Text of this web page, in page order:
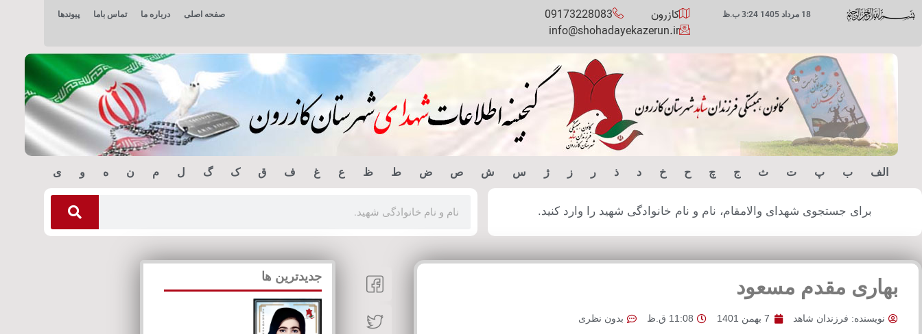
18 مرداد 1405 3:24 ب.ظ کازرون
09173228083
info@shohadayekazerun.ir
صفحه اصلی درباره ما تماس باما پیوندها
الف ب پ ت ث ج چ ح خ د ذ ر ز ژ س ش ص ض ط ظ ع غ ف ق ک گ ل م ن ه و ی
برای جستجوی شهدای والامقام، نام و نام خانوادگی شهید را وارد کنید.
بهاری مقدم مسعود
نویسنده: فرزندان شاهد 7 بهمن 1401 11:08 ق.ظ بدون نظری
جدیدترین ها